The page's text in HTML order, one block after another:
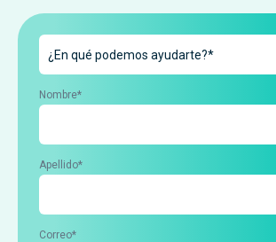
Nombre*
Apellido*
Correo*